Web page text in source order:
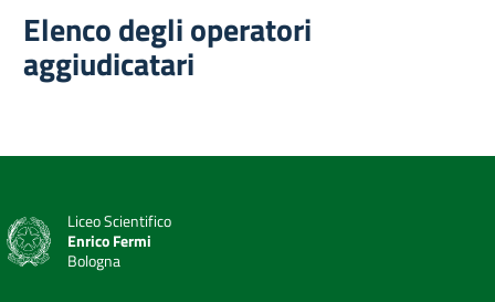
Elenco degli operatori
aggiudicatari
Liceo Scientifico
Enrico Fermi
Bologna